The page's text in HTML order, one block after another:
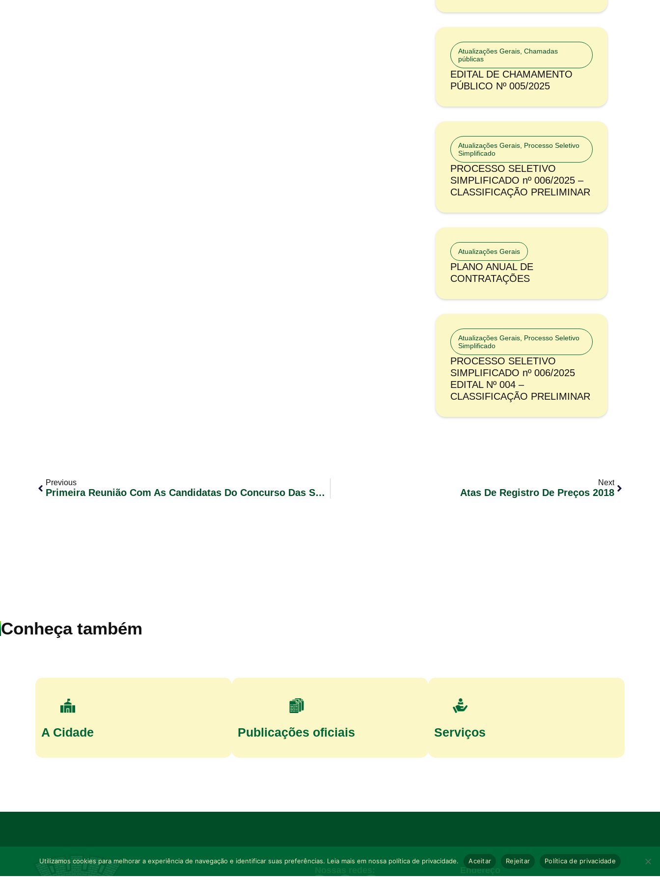
Atualizações Gerais Chamadas
públicas
EDITAL DE CHAMAMENTO
PÚBLICO Nº 005/2025
Atualizações Gerais Processo Seletivo
Simplificado
PROCESSO SELETIVO
SIMPLIFICADO nº 006/2025 –
CLASSIFICAÇÃO PRELIMINAR
Atualizações Gerais
PLANO ANUAL DE
CONTRATAÇÕES
Atualizações Gerais Processo Seletivo
Simplificado
PROCESSO SELETIVO
SIMPLIFICADO nº 006/2025
EDITAL Nº 004 –
CLASSIFICAÇÃO PRELIMINAR
Previous
Primeira Reunião Com As Candidatas Do Concurso Das Soberanas Da VI EXPOGLORINHA
Next
Atas De Registro De Preços 2018
Conheça também
A Cidade Publicações oficiais Serviços
Endereço
Utilizamos cookies para melhorar a experiência de navegação e identificar suas preferências. Leia mais em nossa política de privacidade. Aceitar Rejeitar Política de privacidade